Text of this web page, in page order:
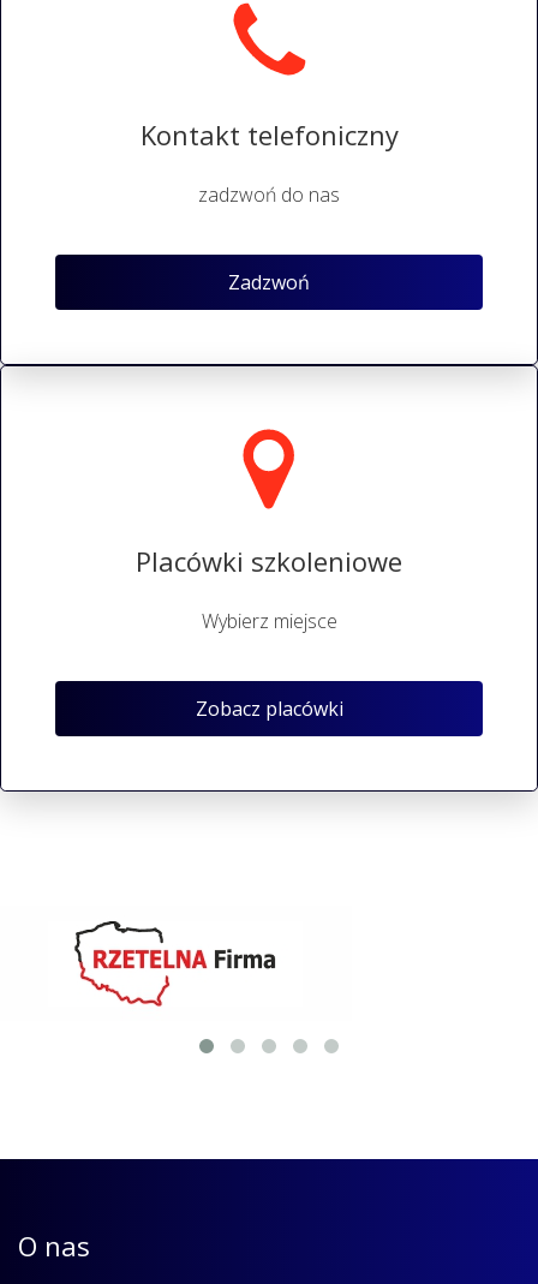
Kontakt telefoniczny
zadzwoń do nas
Zadzwoń
Placówki szkoleniowe
Wybierz miejsce
Zobacz placówki
O nas